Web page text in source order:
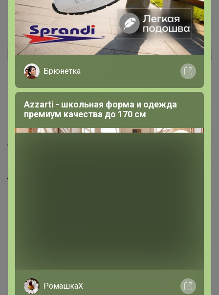
Как здесь все устроено?
Как сделать заказ?
Как получить?
Доставка
Торговые марки
Поставщикам
Вакансии
Брюнетка
Azzarti - школьная форма и одежда
премиум качества до 170 см
РомашкаХ